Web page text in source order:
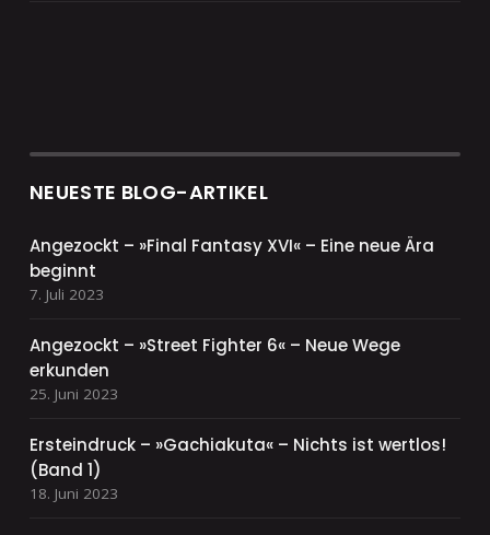
NEUESTE BLOG-ARTIKEL
Angezockt – »Final Fantasy XVI« – Eine neue Ära
beginnt
7. Juli 2023
Angezockt – »Street Fighter 6« – Neue Wege
erkunden
25. Juni 2023
Ersteindruck – »Gachiakuta« – Nichts ist wertlos!
(Band 1)
18. Juni 2023